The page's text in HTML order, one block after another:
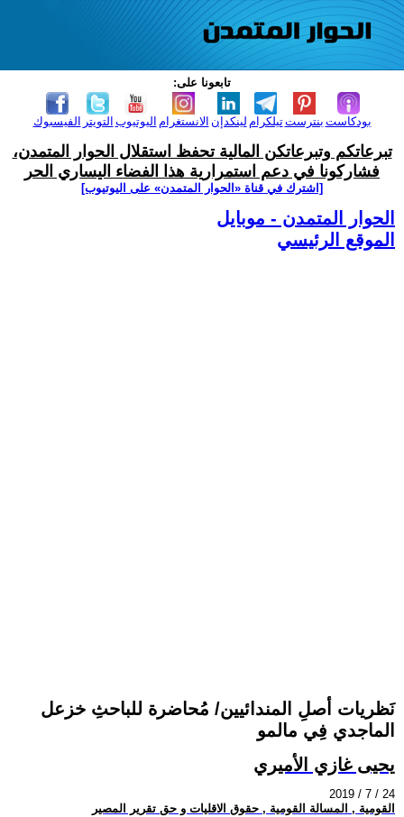
تابعونا على:
الفيسبوك التويتر اليوتيوب الانستغرام لينكدإن تيلكرامبنترست بودكاست
تبرعاتكم وتبرعاتكن المالية تحفظ استقلال الحوار المتمدن،
فشاركونا في دعم استمرارية هذا الفضاء اليساري الحر
[اشترك في قناة ‫«الحوار المتمدن» على اليوتيوب]
الحوار المتمدن - موبايل
الموقع الرئيسي
نَظريات أصلِ المندائيين/ مُحاضرة للباحثِ خزعل
الماجدي فِي مالمو
يحيى غازي الأميري
2019 / 7 / 24
القومية , المسالة القومية , حقوق الاقليات و حق تقرير المصير